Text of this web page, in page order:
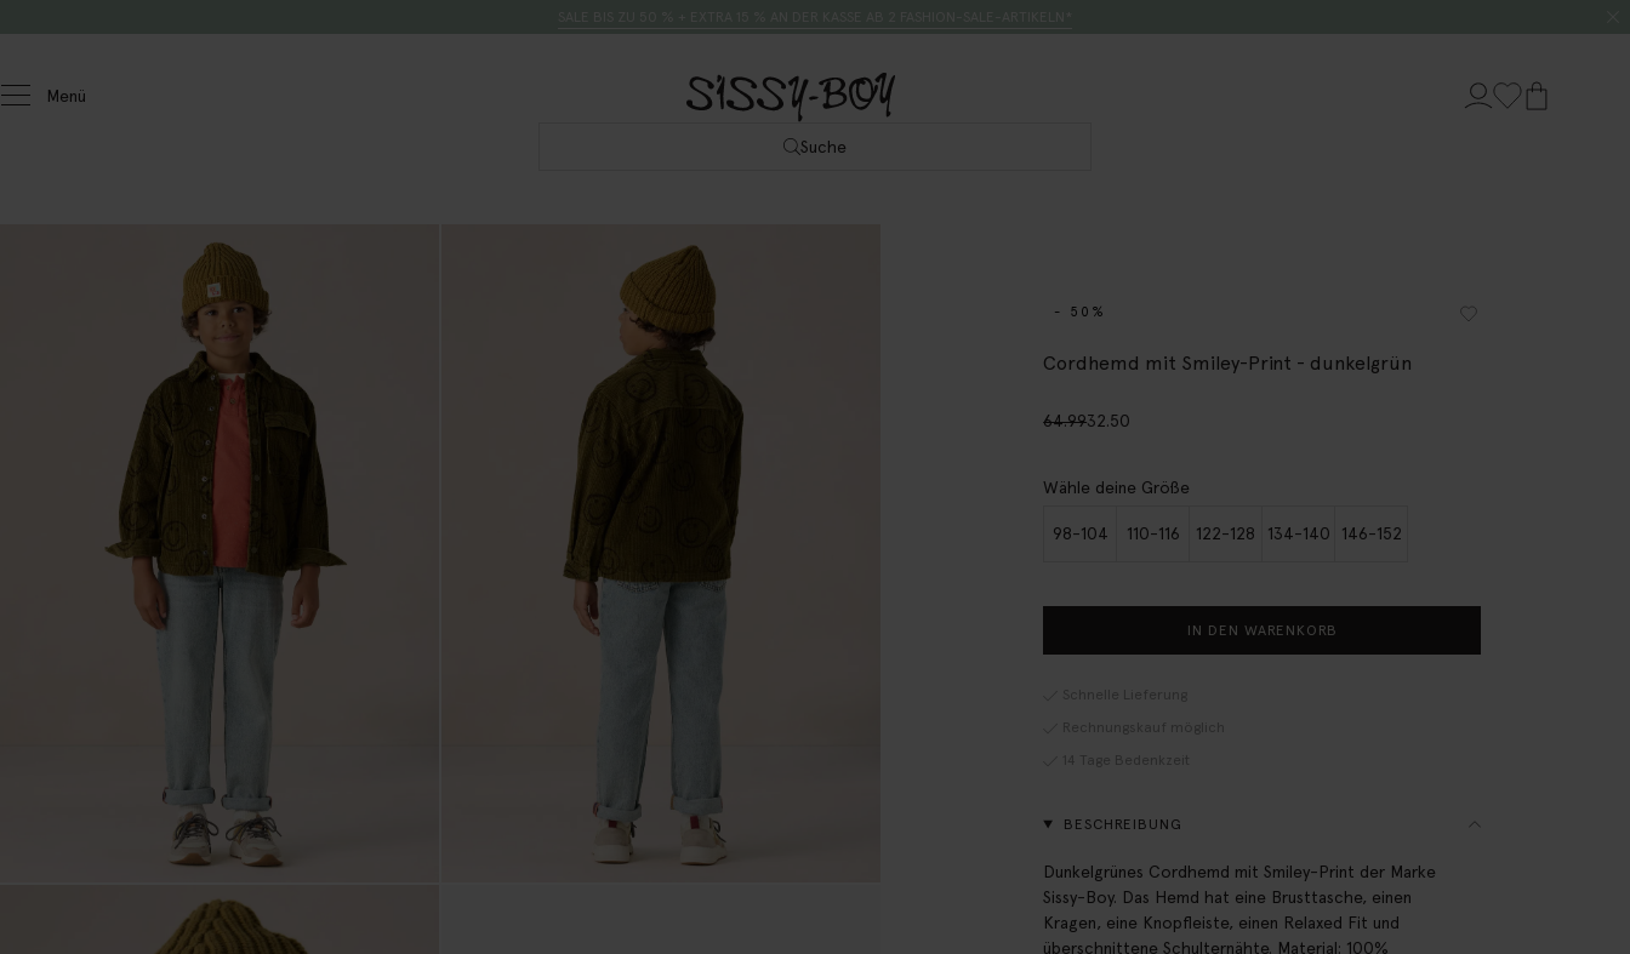
Menü
Suche
- 50%
Cordhemd mit Smiley-Print - dunkelgrün
64.9932.50
Wähle deine Größe
98-104 110-116 122-128 134-140 146-152
IN DEN WARENKORB
Schnelle Lieferung
Rechnungskauf möglich
14 Tage Bedenkzeit
BESCHREIBUNG
Dunkelgrünes Cordhemd mit Smiley-Print der Marke
Sissy-Boy. Das Hemd hat eine Brusttasche, einen
Kragen, eine Knopfleiste, einen Relaxed Fit und
überschnittene Schulternähte. Material: 100%